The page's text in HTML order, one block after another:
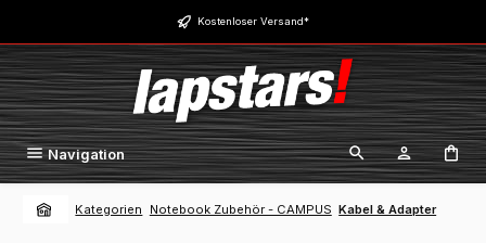
Zum Hauptinhalt springen Kostenloser Versand*
Navigation
Kategorien Notebook Zubehör - CAMPUS Kabel & Adapter